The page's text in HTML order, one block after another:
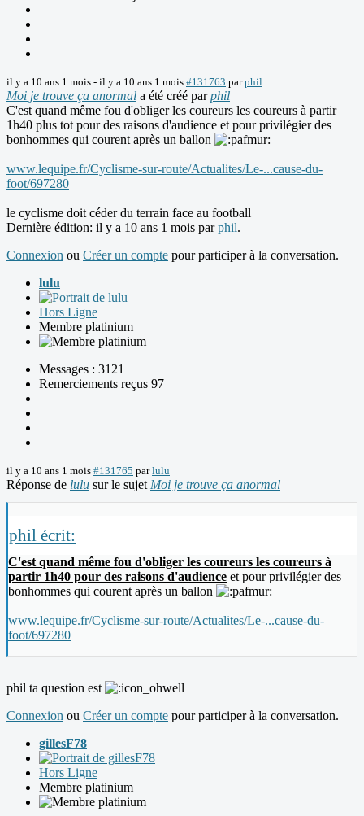
il y a 10 ans 1 mois - il y a 10 ans 1 mois #131763 parphil
Moi je trouve ça anormal a été créé parphil
C'est quand même fou d'obliger les coureurs les coureurs à partir
1h40 plus tot pour des raisons d'audience et pour privilégier des
bonhommes qui courent après un ballon
www.lequipe.fr/Cyclisme-sur-route/Actualites/Le-...cause-du-
foot/697280
le cyclisme doit céder du terrain face au football
Dernière édition: il y a 10 ans 1 mois parphil.
Connexion ou Créer un compte pour participer à la conversation.
lulu
Hors Ligne
Membre platinium
Messages : 3121
Remerciements reçus 97
il y a 10 ans 1 mois #131765 parlulu
Réponse de lulu sur le sujet Moi je trouve ça anormal
phil écrit:
C'est quand même fou d'obliger les coureurs les coureurs à
partir 1h40 pour des raisons d'audience et pour privilégier des
bonhommes qui courent après un ballon
www.lequipe.fr/Cyclisme-sur-route/Actualites/Le-...cause-du-
foot/697280
phil ta question est
Connexion ou Créer un compte pour participer à la conversation.
gillesF78
Hors Ligne
Membre platinium